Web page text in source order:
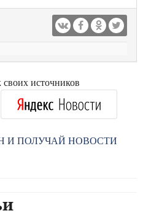
источников
И ПОЛУЧАЙ НОВОСТИ